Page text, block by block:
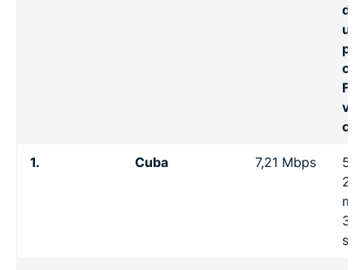
1. Cuba 7,21 Mbps
5
23
37